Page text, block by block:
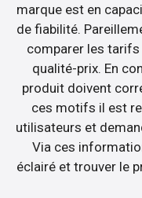
marque est en
de fiabilité.
comparer les
qualité-prix. En
produit doivent
ces motifs il est
utilisateurs et
Via ces
éclairé et trouver le